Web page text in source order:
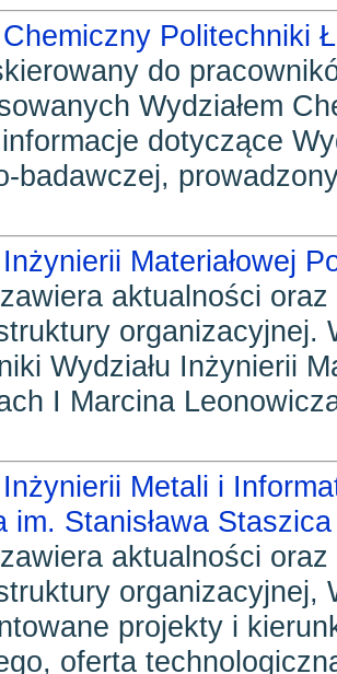
Chemiczny Politechniki
do
Wydziałem
dotyczące
badawczej,
Inżynierii Materiałowej
aktualności
organizacyjnej.
Wydziału Inżynierii
I Marcina
Inżynierii Metali i
im. Stanisława
aktualności
organizacyjnej,
projekty i
oferta